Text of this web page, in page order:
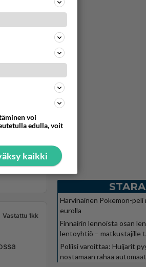
Vastattu 1kk
Harvinainen Pokemon-peli
eurolla
Finnairin lennoista osan
lentoyhtiö – matkustajille
Poliisi varoittaa: Huijarit
nostamaan rahaa
voi
edulla, voit
kaikki